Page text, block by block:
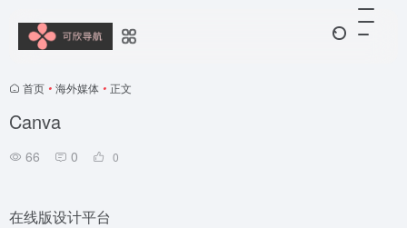
首页 • 海外媒体 • 正文
Canva
66 0 0
在线版设计平台